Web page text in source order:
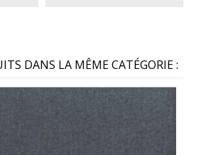
DANS LA MÊME CATÉGORIE :